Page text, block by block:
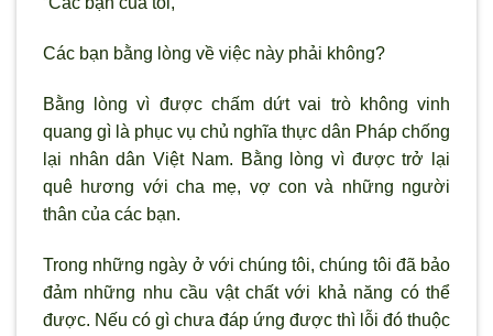
Các bạn bằng lòng về việc này phải không?
Bằng lòng vì được chấm dứt vai trò không vinh
quang gì là phục vụ chủ nghĩa thực dân Pháp chống
lại nhân dân Việt Nam. Bằng lòng vì được trở lại
quê hương với cha mẹ, vợ con và những người
thân của các bạn.
Trong những ngày ở với chúng tôi, chúng tôi đã bảo
đảm những nhu cầu vật chất với khả năng có thể
được. Nếu có gì chưa đáp ứng được thì lỗi đó thuộc